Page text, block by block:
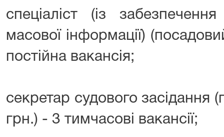
спеціаліст (із
масової інформації)
постійна вакансія;
секретар судового засідання
грн.) - 3 тимчасові вакансії;